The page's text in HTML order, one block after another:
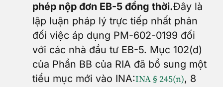
phép nộp đơn EB-5 đồng thời.Đây là
lập luận pháp lý trực tiếp nhất phản
đối việc áp dụng PM-602-0199 đối
với các nhà đầu tư EB-5. Mục 102(d)
của Phần BB của RIA đã bổ sung một
tiểu mục mới vào INA:INA § 245(n), 8